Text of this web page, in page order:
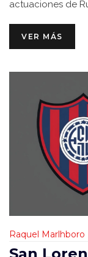
actuaciones de
VER MÁS
Raquel Marlhboro